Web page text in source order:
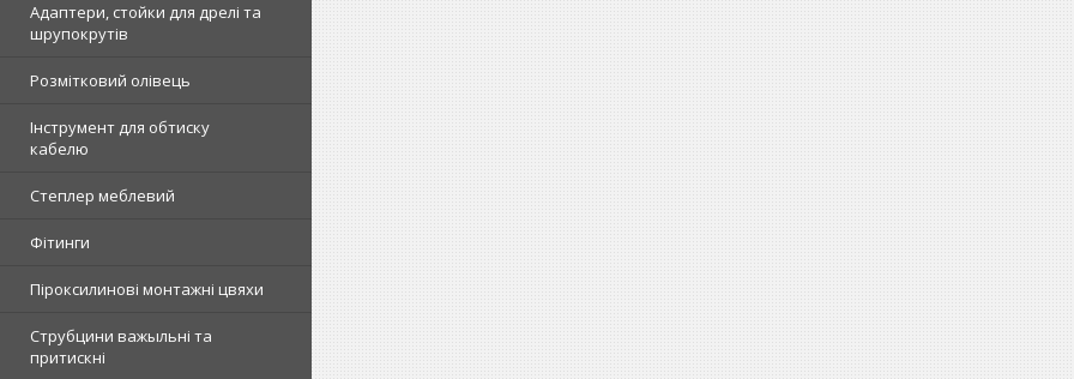
Адаптери, стойки для дрелі та
шрупокрутів
Розмітковий олівець
Інструмент для обтиску
кабелю
Степлер меблевий
Фітинги
Піроксилинові монтажні цвяхи
Струбцини важыльні та
притискні